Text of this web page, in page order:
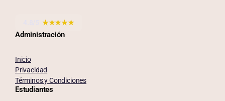
★★★★★
Administración
Inicio
Privacidad
Términos y Condiciones
Estudiantes